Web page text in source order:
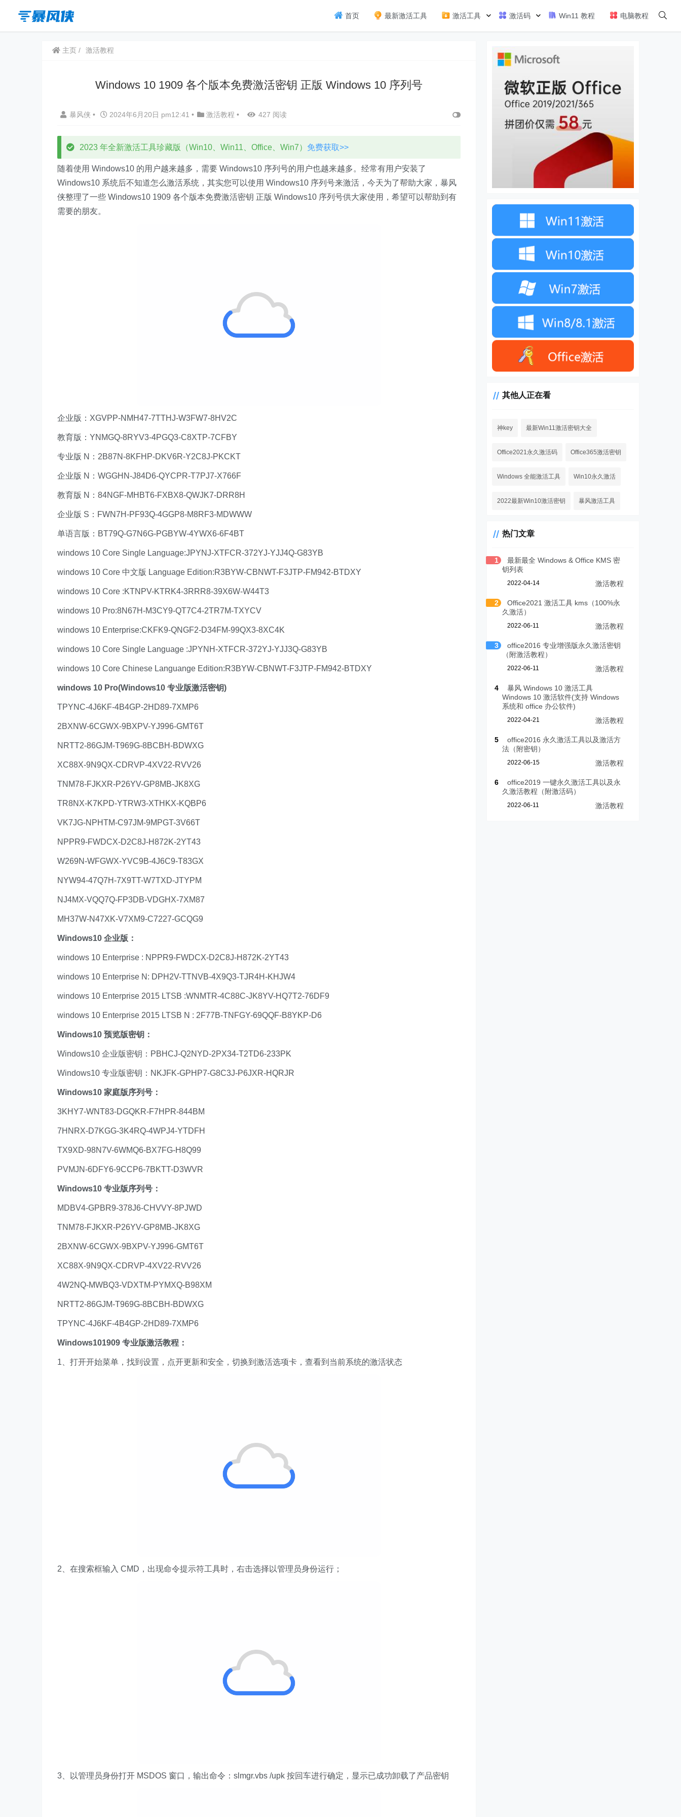
首页 最新激活工具 激活工具 激活码 Win11 教程 电脑教程
主页 激活教程
Windows 10 1909 各个版本免费激活密钥 正版 Windows 10 序列号
暴风侠 • 2024年6月20日 pm12:41 • 激活教程 • 427 阅读
2023 年全新激活工具珍藏版（Win10、Win11、Office、Win7） 免费获取>>
随着使用 Windows10 的用户越来越多，需要 Windows10 序列号的用户也越来越多。经常有用户安装了
Windows10 系统后不知道怎么激活系统，其实您可以使用 Windows10 序列号来激活，今天为了帮助大家，暴风
侠整理了一些 Windows10 1909 各个版本免费激活密钥 正版 Windows10 序列号供大家使用，希望可以帮助到有
需要的朋友。
企业版：XGVPP-NMH47-7TTHJ-W3FW7-8HV2C
教育版：YNMGQ-8RYV3-4PGQ3-C8XTP-7CFBY
专业版 N：2B87N-8KFHP-DKV6R-Y2C8J-PKCKT
企业版 N：WGGHN-J84D6-QYCPR-T7PJ7-X766F
教育版 N：84NGF-MHBT6-FXBX8-QWJK7-DRR8H
企业版 S：FWN7H-PF93Q-4GGP8-M8RF3-MDWWW
单语言版：BT79Q-G7N6G-PGBYW-4YWX6-6F4BT
windows 10 Core Single Language:JPYNJ-XTFCR-372YJ-YJJ4Q-G83YB
windows 10 Core 中文版 Language Edition:R3BYW-CBNWT-F3JTP-FM942-BTDXY
windows 10 Core :KTNPV-KTRK4-3RRR8-39X6W-W44T3
windows 10 Pro:8N67H-M3CY9-QT7C4-2TR7M-TXYCV
windows 10 Enterprise:CKFK9-QNGF2-D34FM-99QX3-8XC4K
windows 10 Core Single Language :JPYNH-XTFCR-372YJ-YJJ3Q-G83YB
windows 10 Core Chinese Languange Edition:R3BYW-CBNWT-F3JTP-FM942-BTDXY
windows 10 Pro(Windows10 专业版激活密钥)
TPYNC-4J6KF-4B4GP-2HD89-7XMP6
2BXNW-6CGWX-9BXPV-YJ996-GMT6T
NRTT2-86GJM-T969G-8BCBH-BDWXG
XC88X-9N9QX-CDRVP-4XV22-RVV26
TNM78-FJKXR-P26YV-GP8MB-JK8XG
TR8NX-K7KPD-YTRW3-XTHKX-KQBP6
VK7JG-NPHTM-C97JM-9MPGT-3V66T
NPPR9-FWDCX-D2C8J-H872K-2YT43
W269N-WFGWX-YVC9B-4J6C9-T83GX
NYW94-47Q7H-7X9TT-W7TXD-JTYPM
NJ4MX-VQQ7Q-FP3DB-VDGHX-7XM87
MH37W-N47XK-V7XM9-C7227-GCQG9
Windows10 企业版：
windows 10 Enterprise : NPPR9-FWDCX-D2C8J-H872K-2YT43
windows 10 Enterprise N: DPH2V-TTNVB-4X9Q3-TJR4H-KHJW4
windows 10 Enterprise 2015 LTSB :WNMTR-4C88C-JK8YV-HQ7T2-76DF9
windows 10 Enterprise 2015 LTSB N : 2F77B-TNFGY-69QQF-B8YKP-D6
Windows10 预览版密钥：
Windows10 企业版密钥：PBHCJ-Q2NYD-2PX34-T2TD6-233PK
Windows10 专业版密钥：NKJFK-GPHP7-G8C3J-P6JXR-HQRJR
Windows10 家庭版序列号：
3KHY7-WNT83-DGQKR-F7HPR-844BM
7HNRX-D7KGG-3K4RQ-4WPJ4-YTDFH
TX9XD-98N7V-6WMQ6-BX7FG-H8Q99
PVMJN-6DFY6-9CCP6-7BKTT-D3WVR
Windows10 专业版序列号：
MDBV4-GPBR9-378J6-CHVVY-8PJWD
TNM78-FJKXR-P26YV-GP8MB-JK8XG
2BXNW-6CGWX-9BXPV-YJ996-GMT6T
XC88X-9N9QX-CDRVP-4XV22-RVV26
4W2NQ-MWBQ3-VDXTM-PYMXQ-B98XM
NRTT2-86GJM-T969G-8BCBH-BDWXG
TPYNC-4J6KF-4B4GP-2HD89-7XMP6
Windows101909 专业版激活教程：
1、打开开始菜单，找到设置，点开更新和安全，切换到激活选项卡，查看到当前系统的激活状态
2、在搜索框输入 CMD，出现命令提示符工具时，右击选择以管理员身份运行；
3、以管理员身份打开 MSDOS 窗口，输出命令：slmgr.vbs /upk 按回车进行确定，显示已成功卸载了产品密钥
其他人正在看
神key 最新Win11激活密钥大全
Office2021永久激活码 Office365激活密钥
Windows 全能激活工具 Win10永久激活
2022最新Win10激活密钥 暴风激活工具
热门文章
1
最新最全 Windows & Office KMS 密
钥列表
2022-04-14 激活教程
2
Office2021 激活工具 kms（100%永
久激活）
2022-06-11 激活教程
3
office2016 专业增强版永久激活密钥
（附激活教程）
2022-06-11 激活教程
4
暴风 Windows 10 激活工具
Windows 10 激活软件(支持 Windows
系统和 office 办公软件)
2022-04-21 激活教程
5
office2016 永久激活工具以及激活方
法（附密钥）
2022-06-15 激活教程
6
office2019 一键永久激活工具以及永
久激活教程（附激活码）
2022-06-11 激活教程